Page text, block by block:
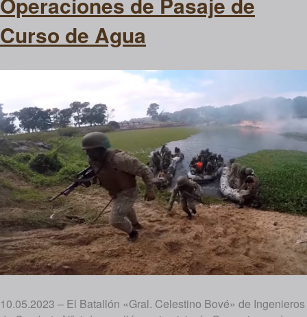
Curso de Agua
10.05.2023 – El Batallón «Gral. Celestino Bové» de Ingenieros